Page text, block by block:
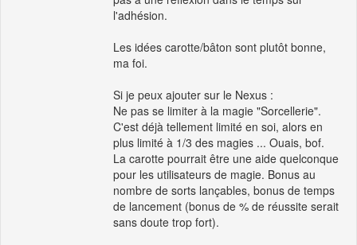
l'adhésion.
Les idées carotte/bâton sont plutôt bonne,
ma foi.
Si je peux ajouter sur le Nexus :
Ne pas se limiter à la magie "Sorcellerie".
C'est déjà tellement limité en soi, alors en
plus limité à 1/3 des magies ... Ouais, bof.
La carotte pourrait être une aide quelconque
pour les utilisateurs de magie. Bonus au
nombre de sorts lançables, bonus de temps
de lancement (bonus de % de réussite serait
sans doute trop fort).